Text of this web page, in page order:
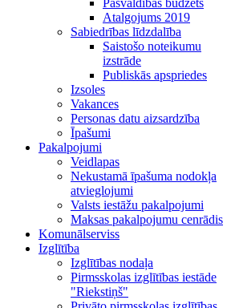
Pašvaldības budžets
Atalgojums 2019
Sabiedrības līdzdalība
Saistošo noteikumu
izstrāde
Publiskās apspriedes
Izsoles
Vakances
Personas datu aizsardzība
Īpašumi
Pakalpojumi
Veidlapas
Nekustamā īpašuma nodokļa
atvieglojumi
Valsts iestāžu pakalpojumi
Maksas pakalpojumu cenrādis
Komunālserviss
Izglītība
Izglītības nodaļa
Pirmsskolas izglītības iestāde
"Riekstiņš"